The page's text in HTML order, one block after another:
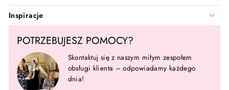
Inspiracje
POTRZEBUJESZ POMOCY?
Skontaktuj się z naszym miłym zespołem
obsługi klienta – odpowiadamy każdego
dnia!